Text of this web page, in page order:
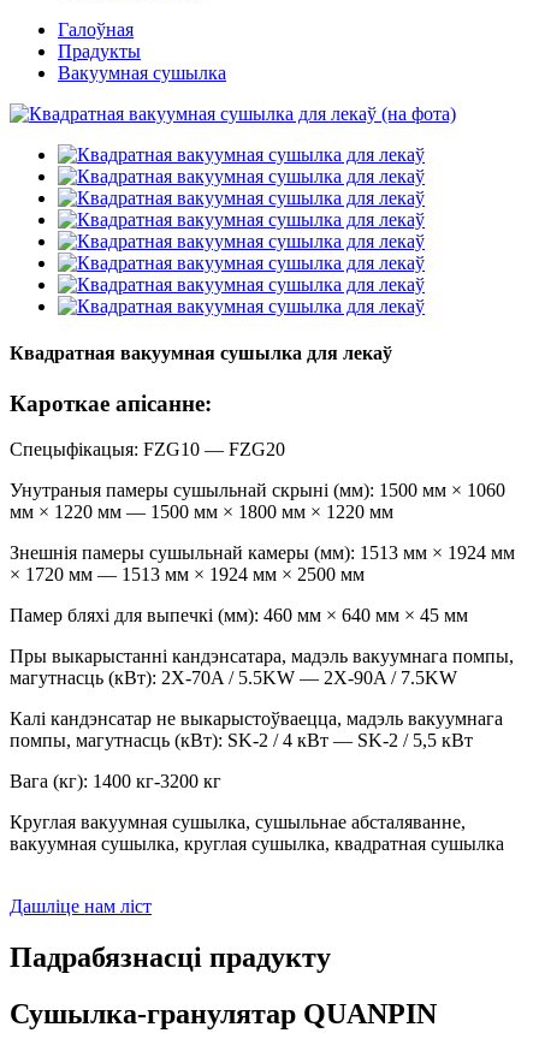
Галоўная
Прадукты
Вакуумная сушылка
Квадратная вакуумная сушылка для лекаў
Кароткае апісанне:
Спецыфікацыя: FZG10 — FZG20
Унутраныя памеры сушыльнай скрыні (мм): 1500 мм × 1060
мм × 1220 мм — 1500 мм × 1800 мм × 1220 мм
Знешнія памеры сушыльнай камеры (мм): 1513 мм × 1924 мм
× 1720 мм — 1513 мм × 1924 мм × 2500 мм
Памер бляхі для выпечкі (мм): 460 мм × 640 мм × 45 мм
Пры выкарыстанні кандэнсатара, мадэль вакуумнага помпы,
магутнасць (кВт): 2X-70A / 5.5KW — 2X-90A / 7.5KW
Калі кандэнсатар не выкарыстоўваецца, мадэль вакуумнага
помпы, магутнасць (кВт): SK-2 / 4 кВт — SK-2 / 5,5 кВт
Вага (кг): 1400 кг-3200 кг
Круглая вакуумная сушылка, сушыльнае абсталяванне,
вакуумная сушылка, круглая сушылка, квадратная сушылка
Дашліце нам ліст
Падрабязнасці прадукту
Сушылка-гранулятар QUANPIN